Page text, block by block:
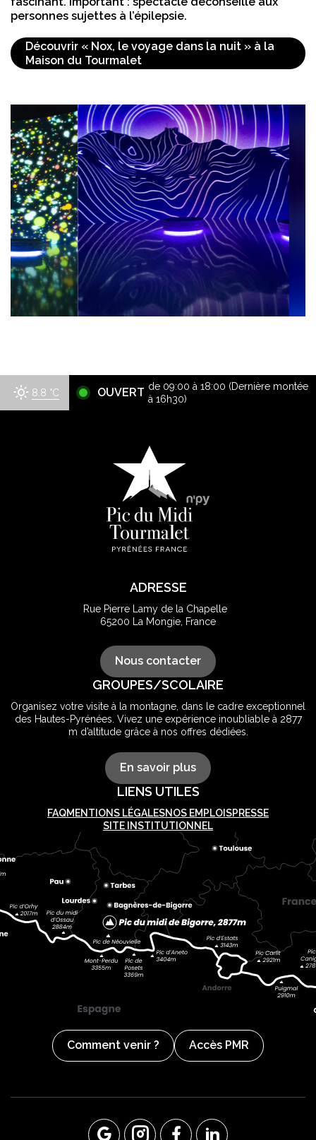
personnes sujettes à l’épilepsie.
Découvrir « Nox, le voyage dans la nuit » à la
Maison du Tourmalet
8.8 °C OUVERT de 09:00 à 18:00 (Dernière montée
à 16h30)
ADRESSE
Rue Pierre Lamy de la Chapelle
65200 La Mongie, France
Nous contacter
GROUPES/SCOLAIRE
Organisez votre visite à la montagne, dans le cadre exceptionnel
des Hautes-Pyrénées. Vivez une expérience inoubliable à 2877
m d’altitude grâce à nos offres dédiées.
En savoir plus
LIENS UTILES
FAQMENTIONS LÉGALESNOS EMPLOISPRESSE
SITE INSTITUTIONNEL
Comment venir ? Accès PMR